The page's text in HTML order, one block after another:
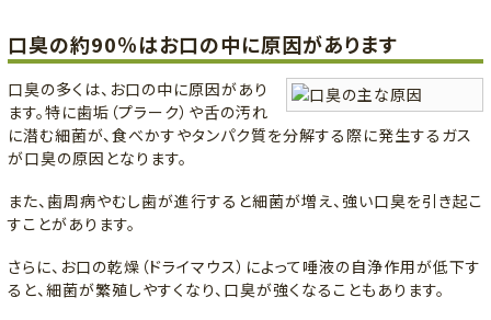
口臭の約90％はお口の中に原因があります
口臭の多くは、お口の中に原因があり
ます。特に歯垢（プラーク）や舌の汚れ
に潜む細菌が、食べかすやタンパク質を分解する際に発生するガス
が口臭の原因となります。
また、歯周病やむし歯が進行すると細菌が増え、強い口臭を引き起こ
すことがあります。
さらに、お口の乾燥（ドライマウス）によって唾液の自浄作用が低下す
ると、細菌が繁殖しやすくなり、口臭が強くなることもあります。